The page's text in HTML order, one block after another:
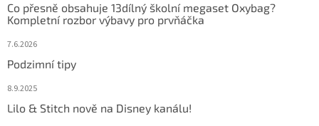
Co přesně obsahuje 13dílný školní megaset Oxybag?
Kompletní rozbor výbavy pro prvňáčka
7.6.2026
Podzimní tipy
8.9.2025
Lilo & Stitch nově na Disney kanálu!